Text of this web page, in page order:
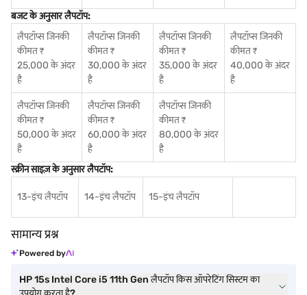
बजट के अनुसार लैपटॉप:
लैपटॉप्स जिनकी
कीमत ₹
25,000 के अंदर
है
लैपटॉप्स जिनकी
कीमत ₹
30,000 के अंदर
है
लैपटॉप्स जिनकी
कीमत ₹
35,000 के अंदर
है
लैपटॉप्स जिनकी
कीमत ₹
40,000 के अंदर
है
लैपटॉप्स जिनकी
कीमत ₹
50,000 के अंदर
है
लैपटॉप्स जिनकी
कीमत ₹
60,000 के अंदर
है
लैपटॉप्स जिनकी
कीमत ₹
80,000 के अंदर
है
स्क्रीन साइज़ के अनुसार लैपटॉप:
13-इंच लैपटॉप 14-इंच लैपटॉप 15-इंच लैपटॉप
सामान्य प्रश्न
Powered by
HP 15s Intel Core i5 11th Gen लैपटॉप किस ऑपरेटिंग सिस्टम का